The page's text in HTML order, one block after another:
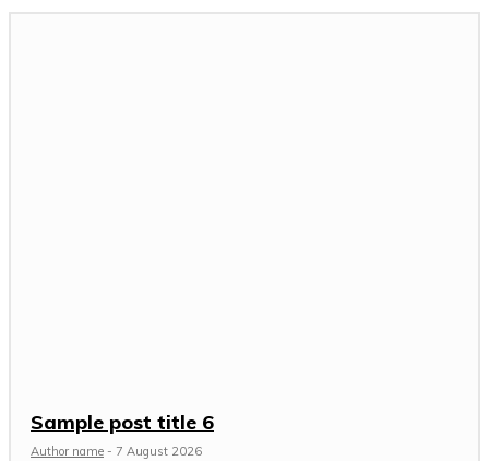
Sample post title 6
Author name - 7 August 2026